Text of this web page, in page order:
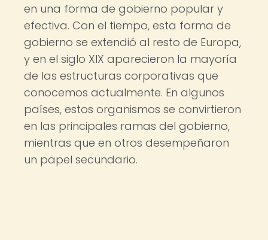
en una forma de gobierno popular y
efectiva. Con el tiempo, esta forma de
gobierno se extendió al resto de Europa,
y en el siglo XIX aparecieron la mayoría
de las estructuras corporativas que
conocemos actualmente. En algunos
países, estos organismos se convirtieron
en las principales ramas del gobierno,
mientras que en otros desempeñaron
un papel secundario.